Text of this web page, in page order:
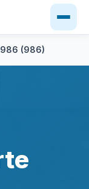
986 (986)